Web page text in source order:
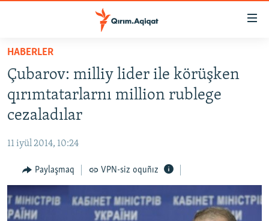
Esas
qaytmaq
Baş
navigatsiyağa
qaytmaq
Qıdıruvğa
qaytmaq
HABERLER
SİYASET
İQTİSADİYAT
MEDENİYET
İNSAN AQLARI
VİDEO
SÜRET
HABERLER
Çubarov: milliy lider ile körüşken
qırımtatarlarnı million rublege
cezaladılar
11 iyül 2014, 10:24
Paylaşmaq VPN-siz oquñız